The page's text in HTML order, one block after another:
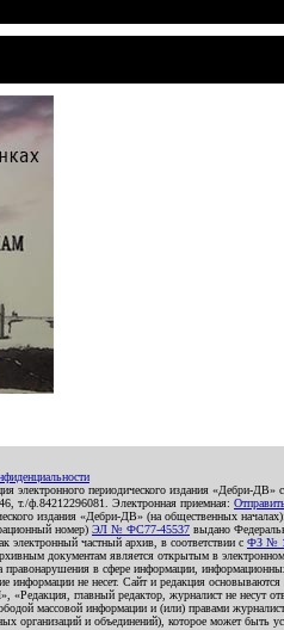
электронного периодического издания
т./ф.84212296081. Электронная приемная:
издания «Дебри-ДВ» (на
номер) ЭЛ № ФС77-45537 выдано
частный архив, в соответствии с ФЗ №
документам является открытым в
правонарушения в сфере информации,
информации не несет. Сайт и редакция
главный редактор, журналист не несут
массовой информации и (или) правами
организаций и объединений), которое может быть